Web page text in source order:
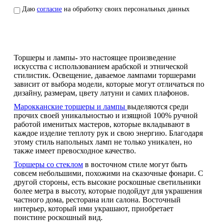
Даю согласие на обработку своих персональных данных
Торшеры и лампы- это настоящее произведение
искусства с использованием арабской и этнической
стилистик. Освещение, даваемое лампами торшерами
зависит от выбора модели, которые могут отличаться по
дизайну, размерам, цвету латуни и самих плафонов.
Марокканские торшеры и лампы выделяются среди
прочих своей уникальностью и изящной 100% ручной
работой именитых мастеров, которые вкладывают в
каждое изделие теплоту рук и свою энергию. Благодаря
этому стиль напольных ламп не только уникален, но
также имеет превосходное качество.
Торшеры со стеклом в восточном стиле могут быть
совсем небольшими, похожими на сказочные фонари. С
другой стороны, есть высокие роскошные светильники
более метра в высоту, которые подойдут для украшения
частного дома, ресторана или салона. Восточный
интерьер, который ими украшают, приобретает
поистине роскошный вид.